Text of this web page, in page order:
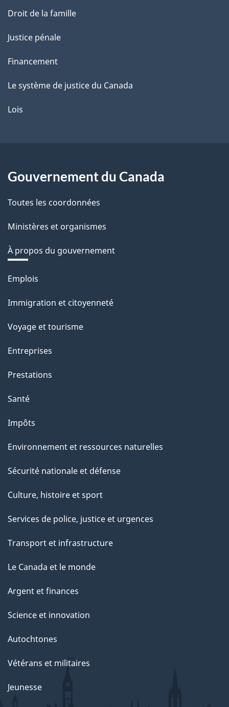
Droit de la famille
Justice pénale
Financement
Le système de justice du Canada
Lois
Gouvernement du Canada
Toutes les coordonnées
Ministères et organismes
À propos du gouvernement
Thèmes
sujets
Emplois
Immigration et citoyenneté
Voyage et tourisme
Entreprises
Prestations
Santé
Impôts
Environnement et ressources naturelles
Sécurité nationale et défense
Culture, histoire et sport
Services de police, justice et urgences
Transport et infrastructure
Le Canada et le monde
Argent et finances
Science et innovation
Autochtones
Vétérans et militaires
Jeunesse